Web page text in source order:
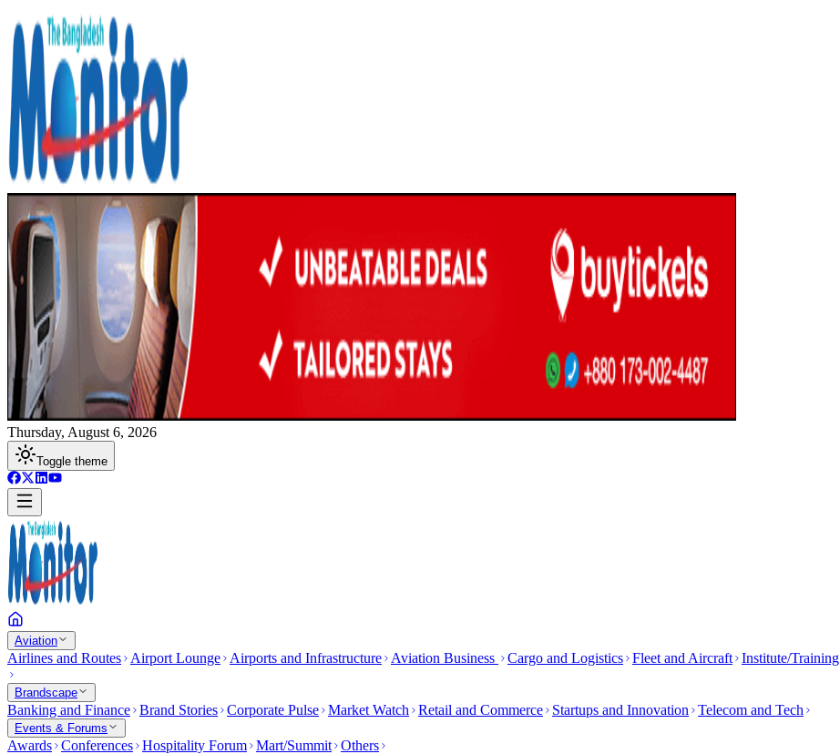
Thursday, August 6, 2026
Toggle theme
Aviation
Airlines and Routes Airport Lounge Airports and Infrastructure Aviation Business Cargo and Logistics Fleet and Aircraft Institute/Training
Brandscape
Banking and Finance Brand Stories Corporate Pulse Market Watch Retail and Commerce Startups and Innovation Telecom and Tech
Events & Forums
Awards Conferences Hospitality Forum Mart/Summit Others